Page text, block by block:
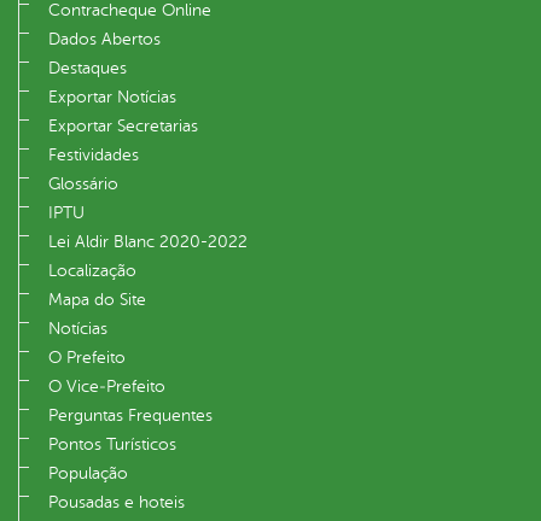
Contracheque Online
Dados Abertos
Destaques
Exportar Notícias
Exportar Secretarias
Festividades
Glossário
IPTU
Lei Aldir Blanc 2020-2022
Localização
Mapa do Site
Notícias
O Prefeito
O Vice‐Prefeito
Perguntas Frequentes
Pontos Turísticos
População
Pousadas e hoteis